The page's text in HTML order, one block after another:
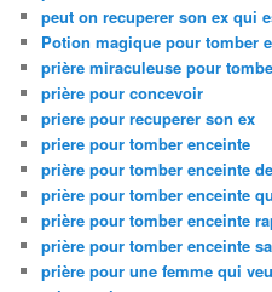
peut on recuperer son ex qui
Potion magique pour tomber
prière miraculeuse pour
prière pour concevoir
priere pour recuperer son ex
priere pour tomber enceinte
prière pour tomber enceinte
prière pour tomber enceinte
prière pour tomber enceinte
prière pour tomber enceinte
prière pour une femme qui